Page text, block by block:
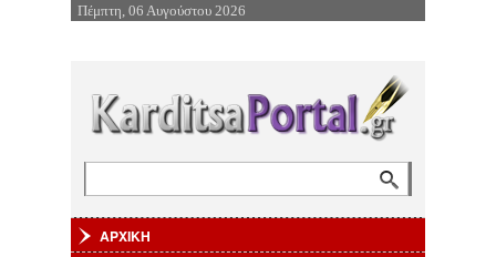
Επιστροφή στην Πλοήγηση
Πέμπτη, 06 Αυγούστου 2026
ΑΡΧΙΚΗ